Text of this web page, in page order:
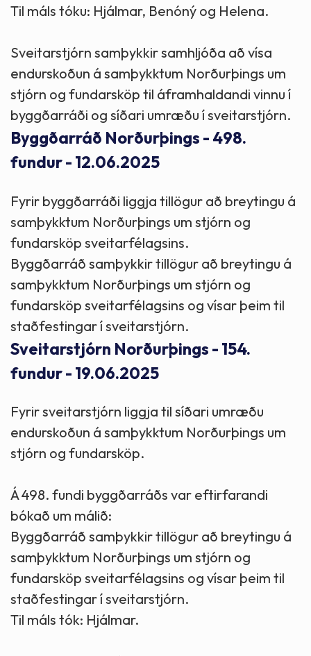
Til máls tóku: Hjálmar, Benóný og Helena.
Sveitarstjórn samþykkir samhljóða að vísa
endurskoðun á samþykktum Norðurþings um
stjórn og fundarsköp til áframhaldandi vinnu í
byggðarráði og síðari umræðu í sveitarstjórn.
Byggðarráð Norðurþings - 498.
fundur - 12.06.2025
Fyrir byggðarráði liggja tillögur að breytingu á
samþykktum Norðurþings um stjórn og
fundarsköp sveitarfélagsins.
Byggðarráð samþykkir tillögur að breytingu á
samþykktum Norðurþings um stjórn og
fundarsköp sveitarfélagsins og vísar þeim til
staðfestingar í sveitarstjórn.
Sveitarstjórn Norðurþings - 154.
fundur - 19.06.2025
Fyrir sveitarstjórn liggja til síðari umræðu
endurskoðun á samþykktum Norðurþings um
stjórn og fundarsköp.
Á 498. fundi byggðarráðs var eftirfarandi
bókað um málið:
Byggðarráð samþykkir tillögur að breytingu á
samþykktum Norðurþings um stjórn og
fundarsköp sveitarfélagsins og vísar þeim til
staðfestingar í sveitarstjórn.
Til máls tók: Hjálmar.